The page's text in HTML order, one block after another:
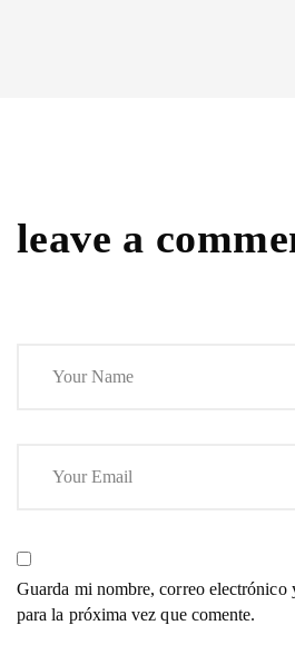
leave a
Guarda mi nombre, correo electrónico
para la próxima vez que comente.